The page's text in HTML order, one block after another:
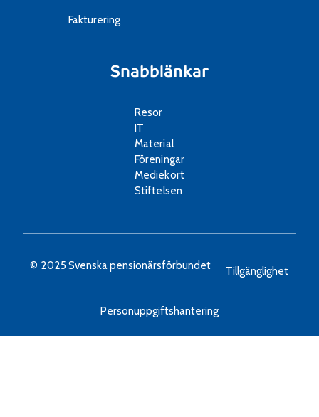
Fakturering
Snabblänkar
Resor
IT
Material
Föreningar
Mediekort
Stiftelsen
© 2025 Svenska pensionärsförbundet Tillgänglighet
Personuppgiftshantering